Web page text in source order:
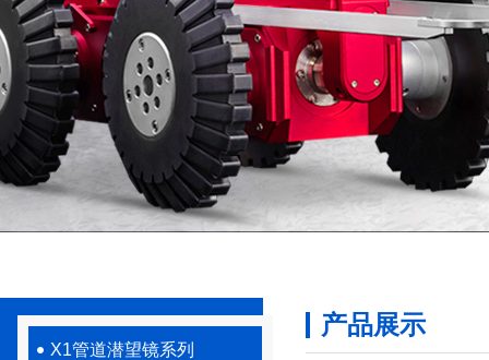
X1管道潜望镜系列
产品展示